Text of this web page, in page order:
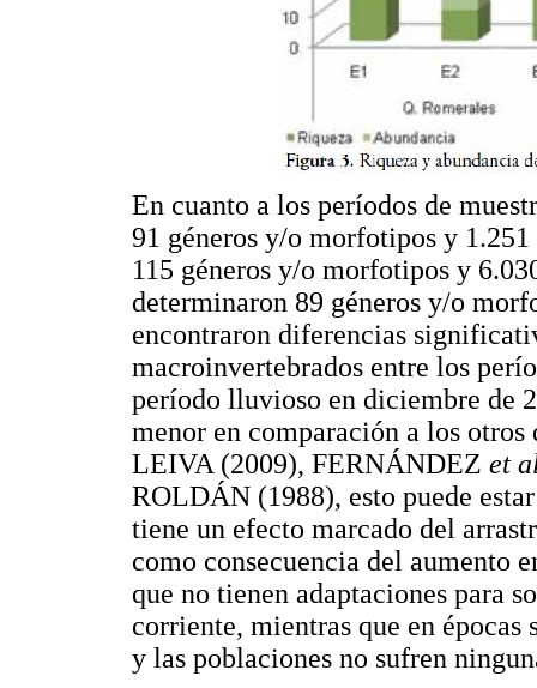
En cuanto a los períodos de
91 géneros y/o morfotipos y
115 géneros y/o morfotipos y
determinaron 89 géneros y/o
encontraron diferencias
macroinvertebrados entre los
período lluvioso en diciembre de
menor en comparación a los
LEIVA (2009), FERNÁNDEZ et
ROLDÁN (1988), esto puede
tiene un efecto marcado del
como consecuencia del aumento
que no tienen adaptaciones para
corriente, mientras que en épocas
y las poblaciones no sufren